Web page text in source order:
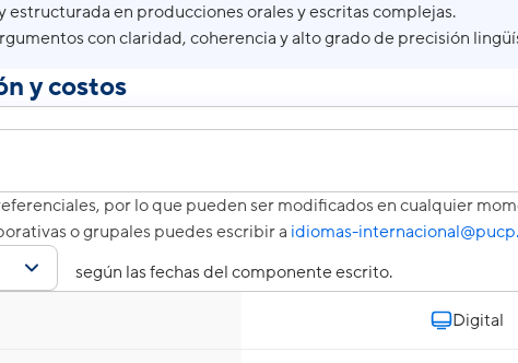
estructurada en producciones orales y escritas complejas.
con claridad, coherencia y alto grado de precisión
y costos
por lo que pueden ser modificados en cualquier
o grupales puedes escribir a idiomas-internacional@pucp.
según las fechas del componente escrito.
Digital